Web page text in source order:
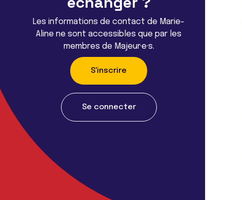
Les informations de contact de Marie-
Aline ne sont accessibles que par les
membres de Majeur·e·s.
S'inscrire
Se connecter